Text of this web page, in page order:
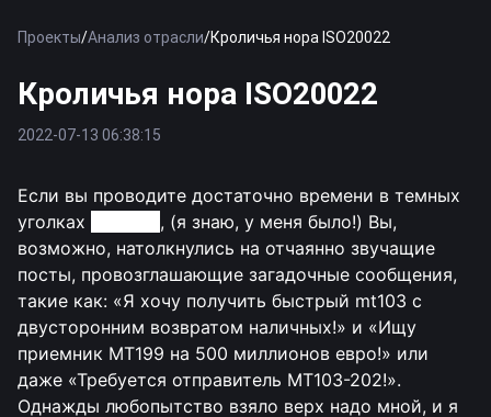
Проекты/Анализ отрасли/Кроличья нора ISO20022
Кроличья нора ISO20022
2022-07-13 06:38:15
Если вы проводите достаточно времени в темных
уголках
, (я знаю, у меня было!) Вы,
возможно, натолкнулись на отчаянно звучащие
посты, провозглашающие загадочные сообщения,
такие как: «Я хочу получить быстрый mt103 с
двусторонним возвратом наличных!» и «Ищу
приемник MT199 на 500 миллионов евро!» или
даже «Требуется отправитель MT103-202!».
Однажды любопытство взяло верх надо мной, и я